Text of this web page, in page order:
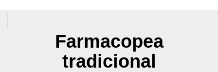
Farmacopea
tradicional